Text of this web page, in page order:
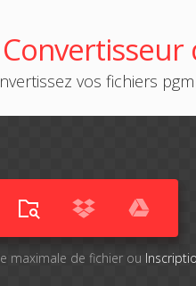
Convertisseur
vos fichiers
maximale de fichier ou